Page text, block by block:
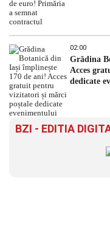
02:00
Grădina
Acces
dedicate
BZI - EDITIA